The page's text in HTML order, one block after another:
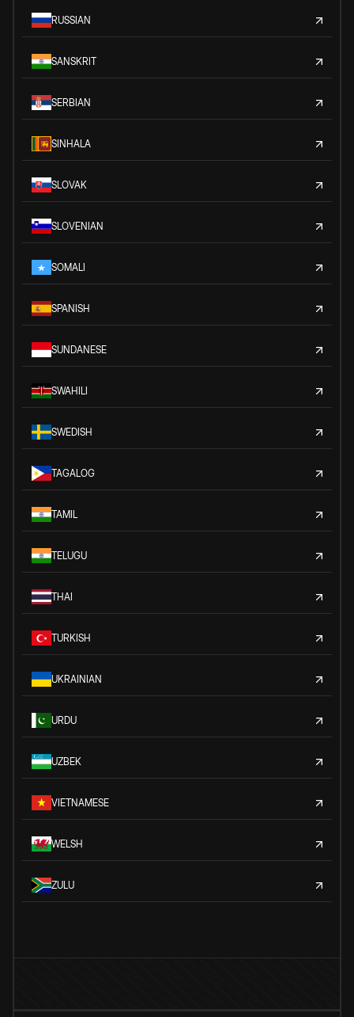
RUSSIAN
SANSKRIT
SERBIAN
SINHALA
SLOVAK
SLOVENIAN
SOMALI
SPANISH
SUNDANESE
SWAHILI
SWEDISH
TAGALOG
TAMIL
TELUGU
THAI
TURKISH
UKRAINIAN
URDU
UZBEK
VIETNAMESE
WELSH
ZULU